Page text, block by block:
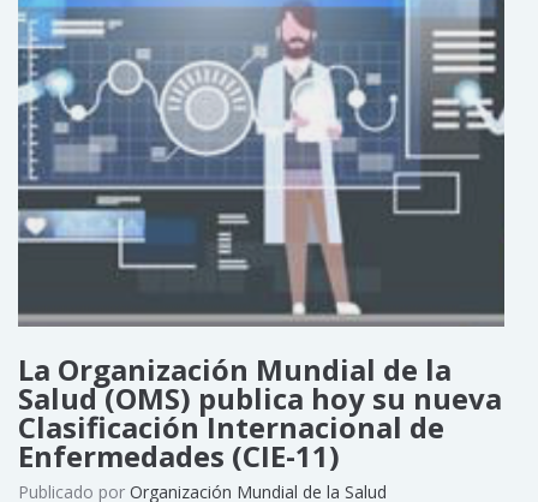
La Organización Mundial de la
Salud (OMS) publica hoy su nueva
Clasificación Internacional de
Enfermedades (CIE-11)
Publicado por Organización Mundial de la Salud